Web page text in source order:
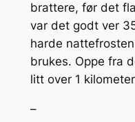
brattere, før det
var det godt ver
harde
brukes. Oppe fra
litt over 1
–